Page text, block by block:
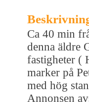
Ca 40 min
denna äldre
fastigheter (
marker på
med hög
Annonsen